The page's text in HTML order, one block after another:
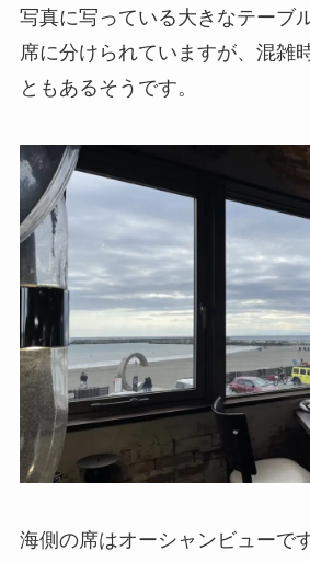
写真に写っている大きなテーブ
席に分けられていますが、混雑
ともあるそうです。
海側の席はオーシャンビューで